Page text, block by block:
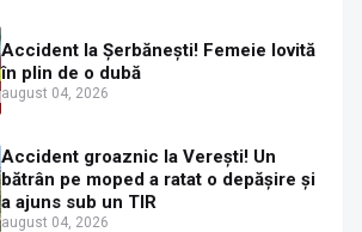
Accident la Șerbănești! Femeie lovită
în plin de o dubă
august 04, 2026
Accident groaznic la Verești! Un
bătrân pe moped a ratat o depășire și
a ajuns sub un TIR
august 04, 2026